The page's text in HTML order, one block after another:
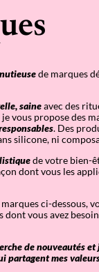
de marques
saineavec des
vous propose des
. Des
silicone, ni
de votre bien-
dont vous les
ci-dessous,
vous avez
de nouveautés
partagent mes